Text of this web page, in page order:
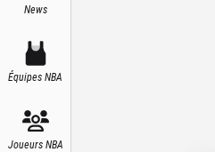
News
Équipes NBA
Joueurs NBA